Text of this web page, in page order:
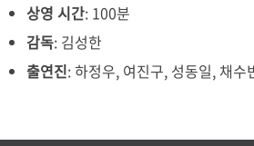
상영 시간: 100분
감독: 김성한
출연진: 하정우, 여진구, 성동일, 채수